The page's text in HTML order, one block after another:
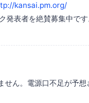
kansai.pm.org/
表者を絶賛募集中です
ん。電源口不足が予想